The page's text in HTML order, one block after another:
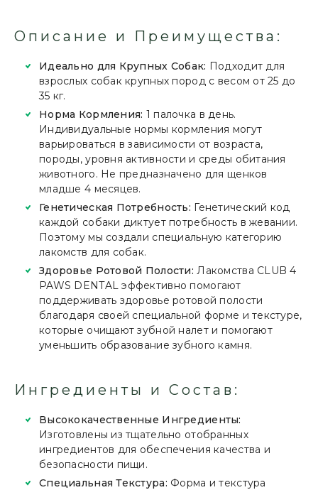
Описание и Преимущества:
Идеально для Крупных Собак: Подходит для
взрослых собак крупных пород с весом от 25 до
35 кг.
Норма Кормления: 1 палочка в день.
Индивидуальные нормы кормления могут
варьироваться в зависимости от возраста,
породы, уровня активности и среды обитания
животного. Не предназначено для щенков
младше 4 месяцев.
Генетическая Потребность: Генетический код
каждой собаки диктует потребность в жевании.
Поэтому мы создали специальную категорию
лакомств для собак.
Здоровье Ротовой Полости: Лакомства CLUB 4
PAWS DENTAL эффективно помогают
поддерживать здоровье ротовой полости
благодаря своей специальной форме и текстуре,
которые очищают зубной налет и помогают
уменьшить образование зубного камня.
Ингредиенты и Состав:
Высококачественные Ингредиенты:
Изготовлены из тщательно отобранных
ингредиентов для обеспечения качества и
безопасности пищи.
Специальная Текстура: Форма и текстура